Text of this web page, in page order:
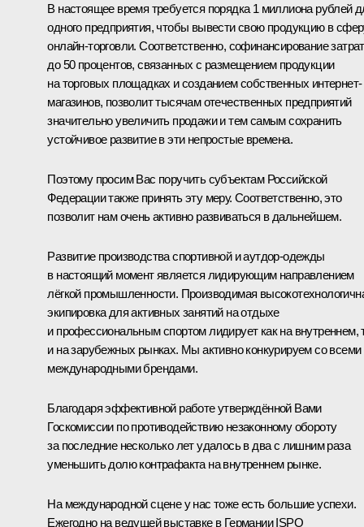
В настоящее время требуется порядка 1 миллиона рублей
одного предприятия, чтобы вывести свою продукцию в
онлайн-торговли. Соответственно, софинансирование затрат
до 50 процентов, связанных с размещением продукции
на торговых площадках и созданием собственных интернет-
магазинов, позволит тысячам отечественных предприятий
значительно увеличить продажи и тем самым сохранить
устойчивое развитие в эти непростые времена.
Поэтому просим Вас поручить субъектам Российской
Федерации также принять эту меру. Соответственно, это
позволит нам очень активно развиваться в дальнейшем.
Развитие производства спортивной и аутдор-одежды
в настоящий момент является лидирующим направлением
лёгкой промышленности. Производимая
экипировка для активных занятий на отдыхе
и профессиональным спортом лидирует как на внутреннем,
и на зарубежных рынках. Мы активно конкурируем со всеми
международными брендами.
Благодаря эффективной работе утверждённой Вами
Госкомиссии по противодействию незаконному обороту
за последние несколько лет удалось в два с лишним раза
уменьшить долю контрафакта на внутреннем рынке.
На международной сцене у нас тоже есть большие успехи.
Ежегодно на ведущей выставке в Германии ISPO